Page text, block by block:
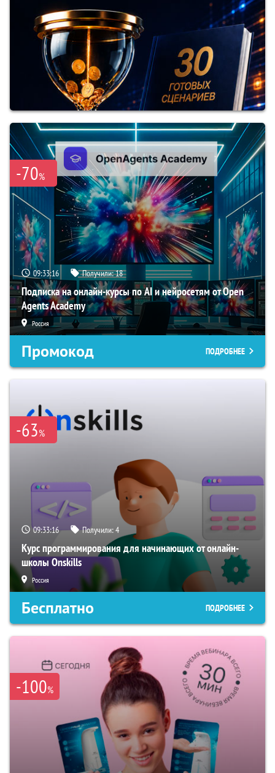
-70%
09:33:16 Получили:18
Подписка на онлайн-курсы по AI и нейросетям от Open
Agents Academy
Россия
Промокод ПОДРОБНЕЕ
-63%
09:33:16 Получили:4
Курс программирования для начинающих от онлайн-
школы Onskills
Россия
Бесплатно ПОДРОБНЕЕ
-100%